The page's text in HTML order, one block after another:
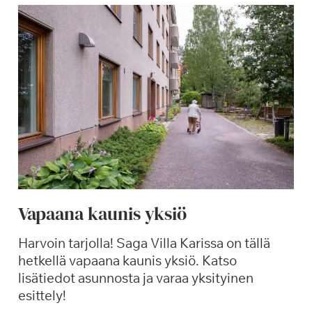
Vapaana kaunis yksiö
Harvoin tarjolla! Saga Villa Karissa on tällä
hetkellä vapaana kaunis yksiö. Katso
lisätiedot asunnosta ja varaa yksityinen
esittely!